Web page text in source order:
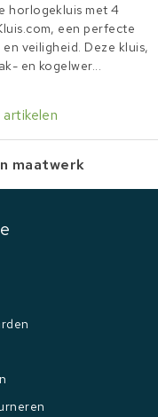
horlogekluis met 4
een perfecte
veiligheid. Deze kluis,
en kogelwer...
maatwerk